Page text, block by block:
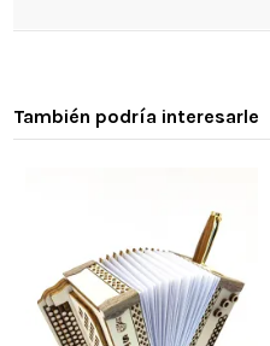
También podría interesarle